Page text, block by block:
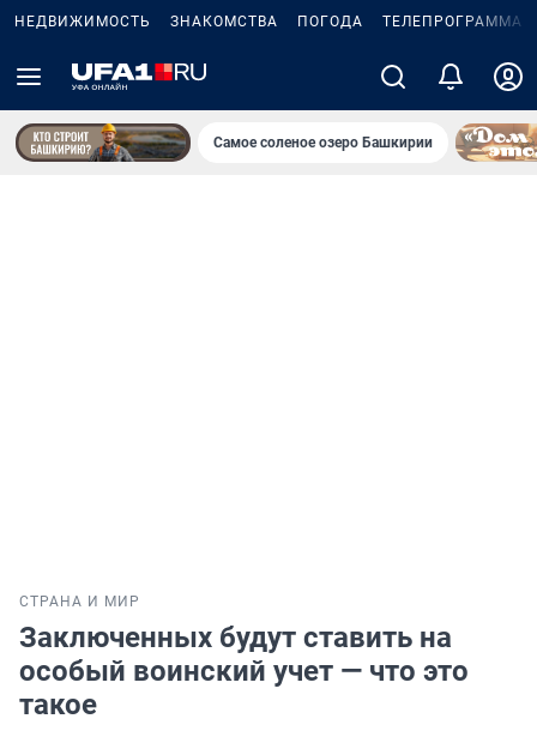
НЕДВИЖИМОСТЬ ЗНАКОМСТВА ПОГОДА ТЕЛЕПРОГРАММА
Самое соленое озеро Башкирии
СТРАНА И МИР
Заключенных будут ставить на
особый воинский учет — что это
такое